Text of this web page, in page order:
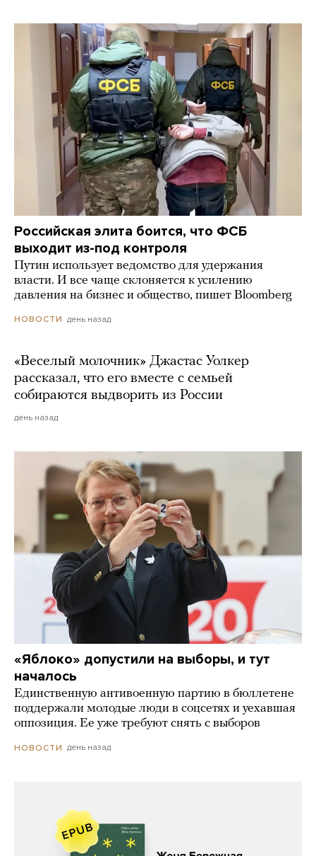
Российская элита боится, что ФСБ
выходит из-под контроля
Путин использует ведомство для удержания
власти. И все чаще склоняется к усилению
давления на бизнес и общество, пишет Bloomberg
НОВОСТИ день назад
«Веселый молочник» Джастас Уолкер
рассказал, что его вместе с семьей
собираются выдворить из России
день назад
«Яблоко» допустили на выборы, и тут
началось
Единственную антивоенную партию в бюллетене
поддержали молодые люди в соцсетях и уехавшая
оппозиция. Ее уже требуют снять с выборов
НОВОСТИ день назад